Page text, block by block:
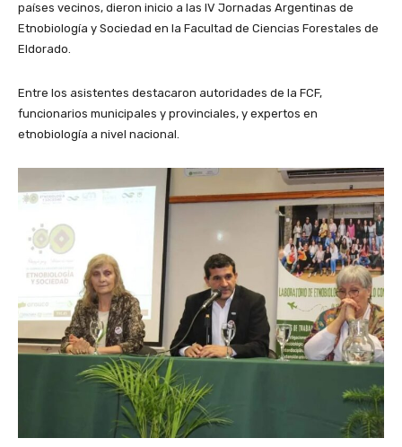
países vecinos, dieron inicio a las IV Jornadas Argentinas de
Etnobiología y Sociedad en la Facultad de Ciencias Forestales de
Eldorado.
Entre los asistentes destacaron autoridades de la FCF,
funcionarios municipales y provinciales, y expertos en
etnobiología a nivel nacional.